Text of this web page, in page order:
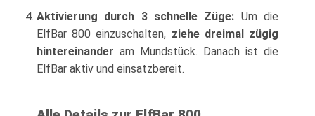
Aktivierung durch 3 schnelle Züge: Um die
ElfBar 800 einzuschalten, ziehe dreimal zügig
hintereinander am Mundstück. Danach ist die
ElfBar aktiv und einsatzbereit.